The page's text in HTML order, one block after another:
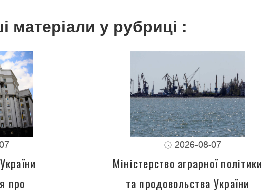
матеріали у рубриці :
про
2026-08-07
Міністерство аграрної політики
та продовольства України